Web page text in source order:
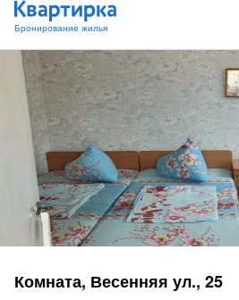
Комната, Весенняя ул., 25